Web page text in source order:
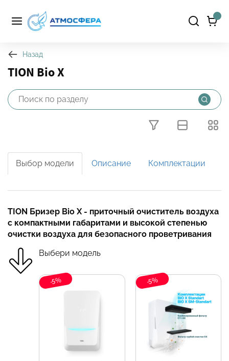
Назад
TION Bio X
Выбор модели Описание Комплектации
TION Бризер Bio X - приточный очиститель воздуха
с компактными габаритами и высокой степенью
очистки воздуха для безопасного проветривания
Выбери модель
-5% -5%
Фильтры